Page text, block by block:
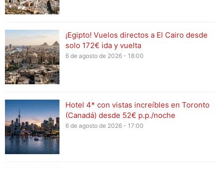
¡Egipto! Vuelos directos a El Cairo desde
solo 172€ ida y vuelta
6 de agosto de 2026 - 18:00
Hotel 4* con vistas increíbles en Toronto
(Canadá) desde 52€ p.p./noche
6 de agosto de 2026 - 17:00